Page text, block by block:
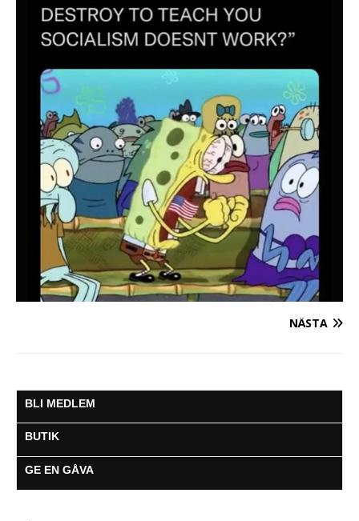
NÄSTA
BLI MEDLEM
BUTIK
GE EN GÅVA